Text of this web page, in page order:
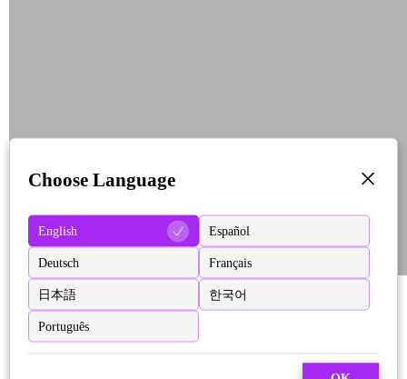
Choose Language
English Español
Deutsch Français
日本語 한국어
Português